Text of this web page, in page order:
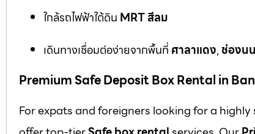
ใกล้รถไฟฟ้าใต้ดิน MRT สีลม
เดินทางเชื่อมต่อง่ายจากพื้นที่ ศาลาแดง, ช่องน
Premium Safe Deposit Box Rental in
For expats and foreigners looking for a highly